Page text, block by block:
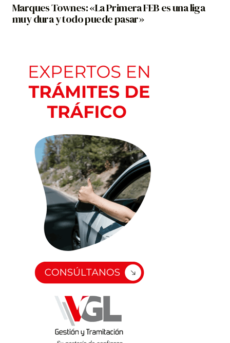
Marques Townes: «La Primera FEB es una liga
muy dura y todo puede pasar»